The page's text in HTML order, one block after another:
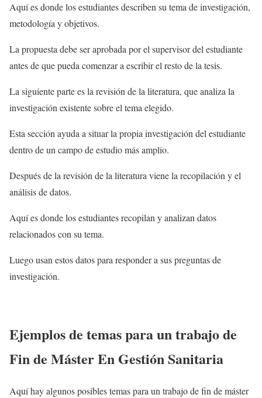
Aquí es donde los estudiantes describen su tema de investigación,
metodología y objetivos.
La propuesta debe ser aprobada por el supervisor del estudiante
antes de que pueda comenzar a escribir el resto de la tesis.
La siguiente parte es la revisión de la literatura, que analiza la
investigación existente sobre el tema elegido.
Esta sección ayuda a situar la propia investigación del estudiante
dentro de un campo de estudio más amplio.
Después de la revisión de la literatura viene la recopilación y el
análisis de datos.
Aquí es donde los estudiantes recopilan y analizan datos
relacionados con su tema.
Luego usan estos datos para responder a sus preguntas de
investigación.
Ejemplos de temas para un trabajo de
Fin de Máster En Gestión Sanitaria
Aquí hay algunos posibles temas para un trabajo de fin de máster